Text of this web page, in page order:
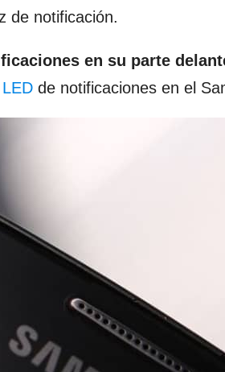
de notificación.
en su parte
de notificaciones en el